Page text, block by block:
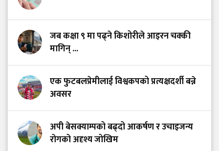
जब कक्षा ९ मा पढ्ने किशोरीले आइरन चक्की
मागिन् ...
एक फुटबलप्रेमीलाई विश्वकपको प्रत्यक्षदर्शी बन्ने
अवसर
अपी बेसक्याम्पको बढ्दो आकर्षण र उचाइजन्य
रोगको अदृश्य जोखिम